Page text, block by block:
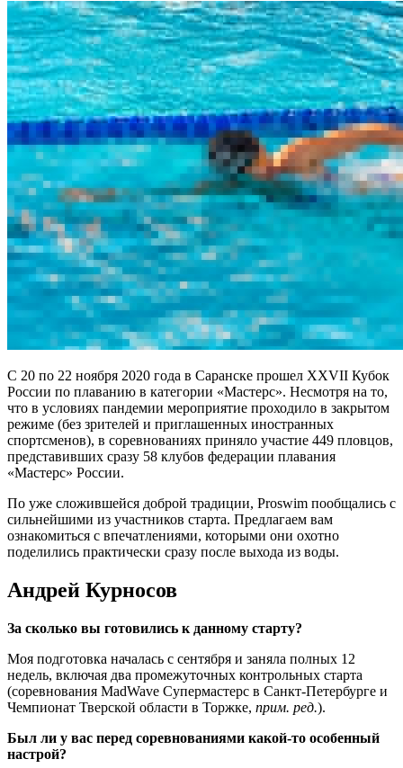
С 20 по 22 ноября 2020 года в Саранске прошел XXVII Кубок
России по плаванию в категории «Мастерс». Несмотря на то,
что в условиях пандемии мероприятие проходило в закрытом
режиме (без зрителей и приглашенных иностранных
спортсменов), в соревнованиях приняло участие 449 пловцов,
представивших сразу 58 клубов федерации плавания
«Мастерс» России.
По уже сложившейся доброй традиции, Proswim пообщались с
сильнейшими из участников старта. Предлагаем вам
ознакомиться с впечатлениями, которыми они охотно
поделились практически сразу после выхода из воды.
Андрей Курносов
За сколько вы готовились к данному старту?
Моя подготовка началась с сентября и заняла полных 12
недель, включая два промежуточных контрольных старта
(соревнования MadWave Супермастерс в Санкт-Петербурге и
Чемпионат Тверской области в Торжке, прим. ред.).
Был ли у вас перед соревнованиями какой-то особенный
настрой?